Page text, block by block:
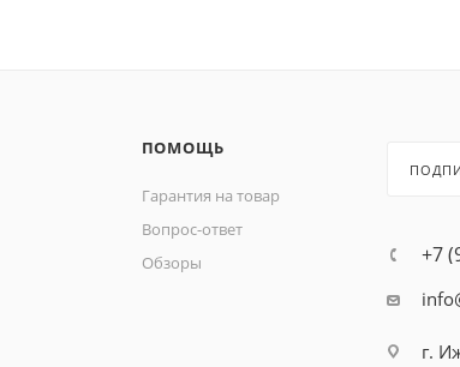
ПОМОЩЬ
Гарантия на товар
Вопрос-ответ
Обзоры
+7
г.